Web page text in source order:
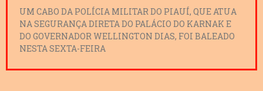
UM CABO DA POLÍCIA MILITAR DO PIAUÍ, QUE ATUA
NA SEGURANÇA DIRETA DO PALÁCIO DO KARNAK E
DO GOVERNADOR WELLINGTON DIAS, FOI BALEADO
NESTA SEXTA-FEIRA